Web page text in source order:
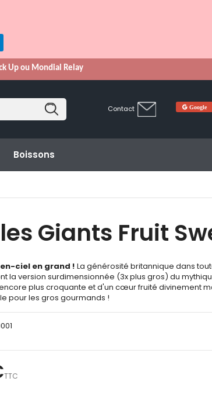
Up ou Mondial Relay
Contact Google
Boissons
Giants Fruit
ciel en grand ! La générosité britannique dans
la version surdimensionnée (3x plus gros) du
plus croquante et d'un cœur fruité divinement
pour les gros gourmands !
TTC